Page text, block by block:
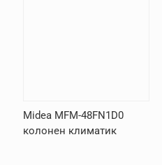
Midea MFM-48FN1D0
колонен климатик